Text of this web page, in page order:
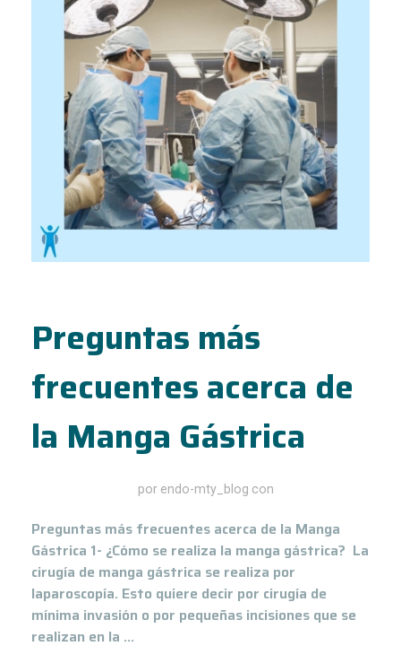
Preguntas más
frecuentes acerca de
la Manga Gástrica
por endo-mty_blog con
Preguntas más frecuentes acerca de la Manga
Gástrica 1- ¿Cómo se realiza la manga gástrica? La
cirugía de manga gástrica se realiza por
laparoscopía. Esto quiere decir por cirugía de
mínima invasión o por pequeñas incisiones que se
realizan en la ...